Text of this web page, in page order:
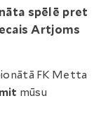
spēlē pret
Artjoms
FK Metta
mūsu